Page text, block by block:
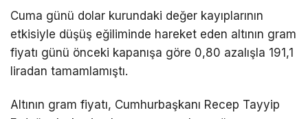
Cuma günü dolar kurundaki değer kayıplarının
etkisiyle düşüş eğiliminde hareket eden altının gram
fiyatı günü önceki kapanışa göre 0,80 azalışla 191,1
liradan tamamlamıştı.
Altının gram fiyatı, Cumhurbaşkanı Recep Tayyip